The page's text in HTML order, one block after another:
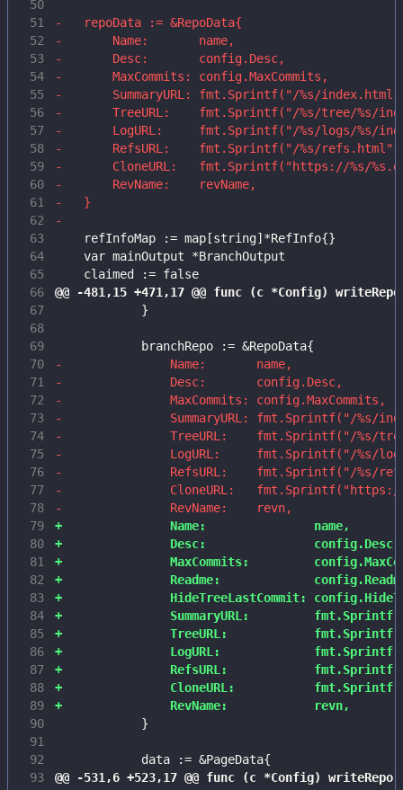
50
51
52
53
54
55
56
57
58
59
60
61
62
63
64
65
claimed := false
66
67
68
69
70
71
72
73
74
75
76
77
78
79
80
81
82
83
84
85
86
87
88
89
90
91
92
93